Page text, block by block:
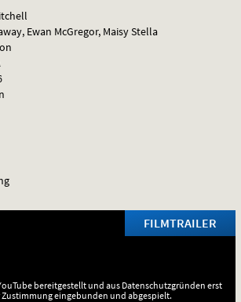
Ewan McGregor, Maisy Stella
FILMTRAILER
bereitgestellt und aus Datenschutzgründen erst
Zustimmung eingebunden und abgespielt.